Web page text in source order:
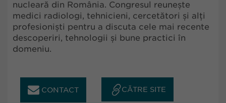
nucleară din România. Congresul reunește
medici radiologi, tehnicieni, cercetători și alți
profesioniști pentru a discuta cele mai recente
descoperiri, tehnologii și bune practici în
domeniu.
CONTACT CĂTRE SITE